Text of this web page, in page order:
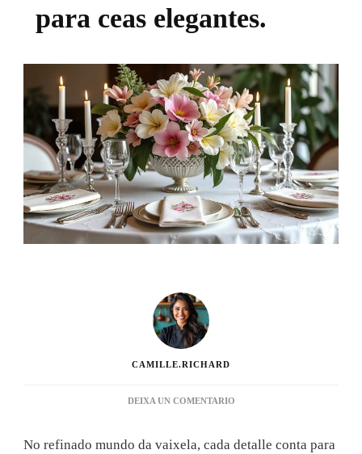
para ceas elegantes.
CAMILLE.RICHARD
DEIXA UN COMENTARIOEN
DE
No refinado mundo da vaixela, cada detalle conta para